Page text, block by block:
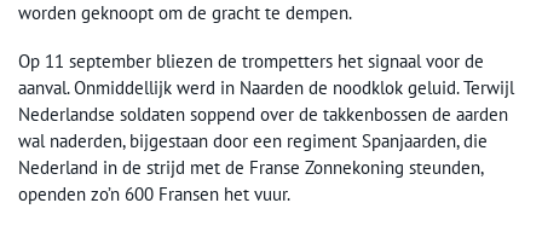
worden geknoopt om de gracht te dempen.
Op 11 september bliezen de trompetters het signaal voor de
aanval. Onmiddellijk werd in Naarden de noodklok geluid. Terwijl
Nederlandse soldaten soppend over de takkenbossen de aarden
wal naderden, bijgestaan door een regiment Spanjaarden, die
Nederland in de strijd met de Franse Zonnekoning steunden,
openden zo’n 600 Fransen het vuur.